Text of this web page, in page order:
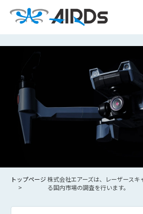
トップページ 株式会社エアーズは、レーザース
る国内市場の調査を行います。